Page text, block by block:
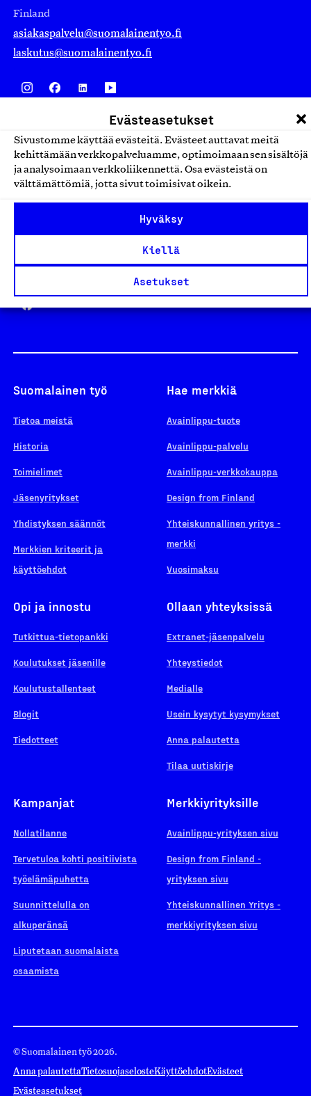
Evästeasetukset
Sivustomme käyttää evästeitä. Evästeet auttavat meitä
kehittämään verkkopalveluamme, optimoimaan sen sisältöjä
ja analysoimaan verkkoliikennettä. Osa evästeistä on
välttämättömiä, jotta sivut toimisivat oikein.
Hyväksy
Kiellä
Asetukset
Finland
asiakaspalvelu@suomalainentyo.fi
laskutus@suomalainentyo.fi
Design From Finland
Suomalainen työ
Tietoa meistä
Historia
Toimielimet
Jäsenyritykset
Yhdistyksen säännöt
Merkkien kriteerit ja
käyttöehdot
Hae merkkiä
Avainlippu-tuote
Avainlippu-palvelu
Avainlippu-verkkokauppa
Design from Finland
Yhteiskunnallinen yritys -
merkki
Vuosimaksu
Opi ja innostu
Tutkittua-tietopankki
Koulutukset jäsenille
Koulutustallenteet
Blogit
Tiedotteet
Ollaan yhteyksissä
Extranet-jäsenpalvelu
Yhteystiedot
Medialle
Usein kysytyt kysymykset
Anna palautetta
Tilaa uutiskirje
Kampanjat
Nollatilanne
Tervetuloa kohti positiivista
työelämäpuhetta
Suunnittelulla on
alkuperänsä
Liputetaan suomalaista
osaamista
Merkkiyrityksille
Avainlippu-yrityksen sivu
Design from Finland -
yrityksen sivu
Yhteiskunnallinen Yritys -
merkkiyrityksen sivu
© Suomalainen työ 2026.
Anna palautettaTietosuojaselosteKäyttöehdotEvästeet
Evästeasetukset